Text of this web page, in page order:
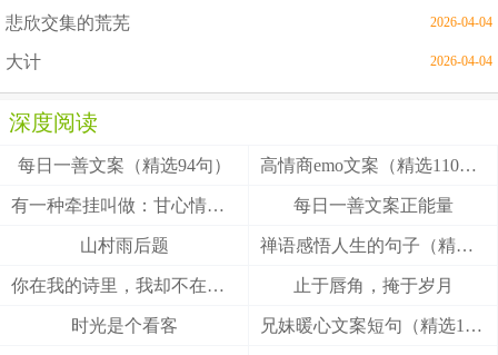
悲欣交集的荒芜 2026-04-04
大计 2026-04-04
深度阅读
每日一善文案（精选94句） 高情商emo文案（精选110句）
有一种牵挂叫做：甘心情愿！ 每日一善文案正能量
山村雨后题 禅语感悟人生的句子（精选27句）
你在我的诗里，我却不在你的梦里 止于唇角，掩于岁月
时光是个看客 兄妹暖心文案短句（精选100句）